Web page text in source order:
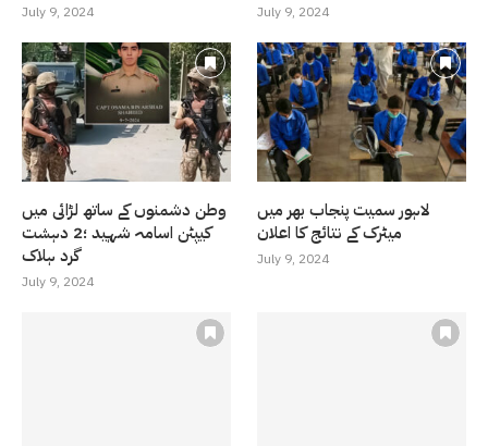
July 9, 2024 July 9, 2024
وطن دشمنوں کے ساتھ لڑائی میں
کیپٹن اسامہ شہید ؛2 دہشت
گرد ہلاک
July 9, 2024
لاہور سمیت پنجاب بھر میں
میٹرک کے نتائج کا اعلان
July 9, 2024